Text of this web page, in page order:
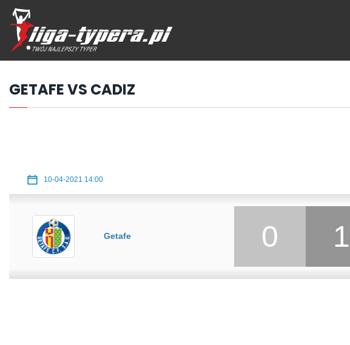
Przejdź
hdo
treści
GETAFE VS CADIZ
10-04-2021 14:00
Getafe 0 1